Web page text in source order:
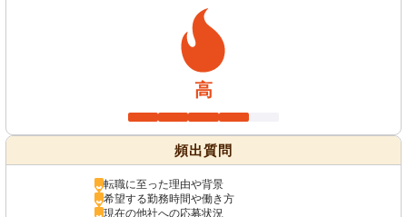
高
頻出質問
転職に至った理由や背景
希望する勤務時間や働き方
現在の他社への応募状況